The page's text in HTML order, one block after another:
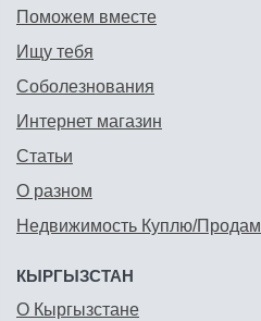
Поможем вместе
Ищу тебя
Соболезнования
Интернет магазин
Статьи
О разном
Недвижимость Куплю/Продам
КЫРГЫЗСТАН
О Кыргызстане